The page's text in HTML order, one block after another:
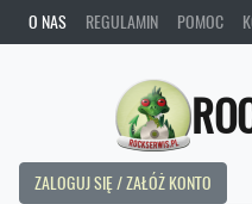
O NAS REGULAMIN POMOC
ZALOGUJ SIĘ / ZAŁÓŻ KONTO